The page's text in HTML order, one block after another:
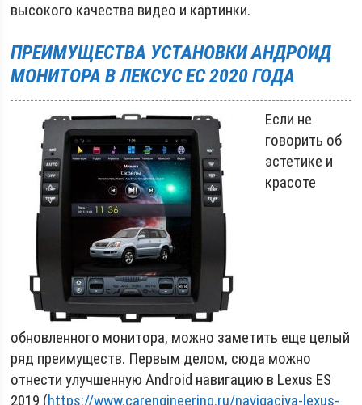
высокого качества видео и картинки.
ПРЕИМУЩЕСТВА УСТАНОВКИ АНДРОИД
МОНИТОРА В ЛЕКСУС ЕС 2020 ГОДА
Если не
говорить об
эстетике и
красоте
обновленного монитора, можно заметить еще целый
ряд преимуществ. Первым делом, сюда можно
отнести улучшенную Android навигацию в Lexus ES
2019 (https://www.carengineering.ru/navigaciya-lexus-